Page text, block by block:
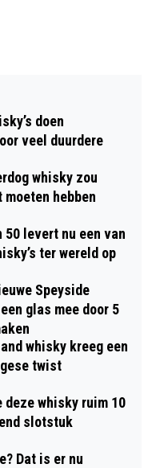
doen
veel duurdere
whisky zou
hebben
50 levert nu een van
ter wereld op
Speyside
glas mee door 5
whisky kreeg een
twist
deze whisky ruim 10
slotstuk
Dat is er nu